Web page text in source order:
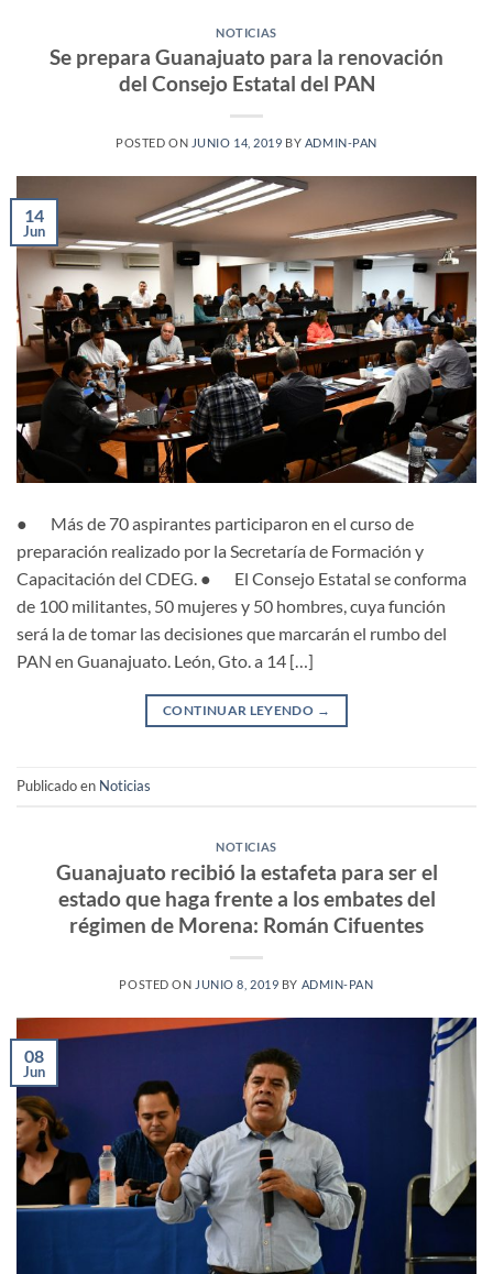
NOTICIAS
Se prepara Guanajuato para la renovación
del Consejo Estatal del PAN
POSTED ON JUNIO 14, 2019 BY ADMIN-PAN
14
Jun
● Más de 70 aspirantes participaron en el curso de
preparación realizado por la Secretaría de Formación y
Capacitación del CDEG. ● El Consejo Estatal se conforma
de 100 militantes, 50 mujeres y 50 hombres, cuya función
será la de tomar las decisiones que marcarán el rumbo del
PAN en Guanajuato. León, Gto. a 14 […]
CONTINUAR LEYENDO →
Publicado en Noticias
NOTICIAS
Guanajuato recibió la estafeta para ser el
estado que haga frente a los embates del
régimen de Morena: Román Cifuentes
POSTED ON JUNIO 8, 2019 BY ADMIN-PAN
08
Jun